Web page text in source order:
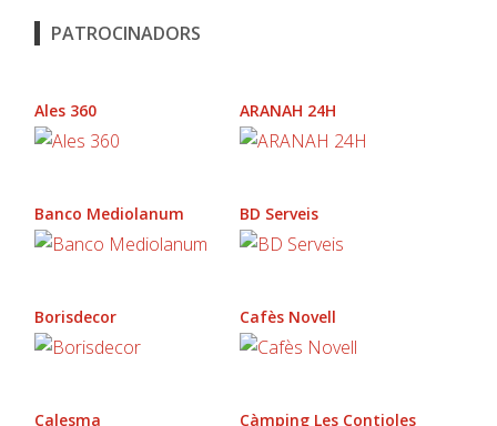
PATROCINADORS
Ales 360 ARANAH 24H
Banco Mediolanum BD Serveis
Borisdecor Cafès Novell
Calesma Càmping Les Contioles